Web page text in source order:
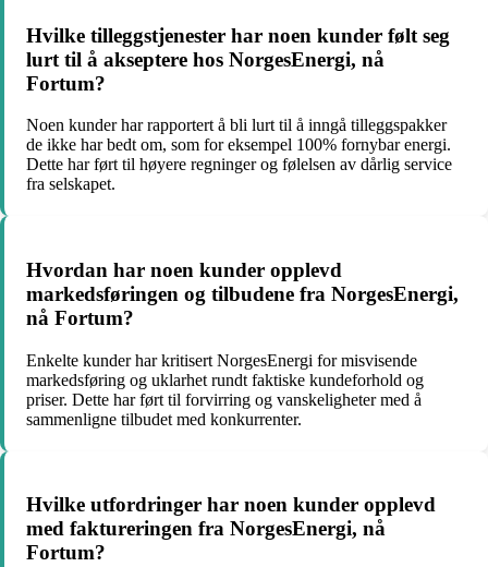
Hvilke tilleggstjenester har noen kunder følt seg
lurt til å akseptere hos NorgesEnergi, nå
Fortum?
Noen kunder har rapportert å bli lurt til å inngå tilleggspakker
de ikke har bedt om, som for eksempel 100% fornybar energi.
Dette har ført til høyere regninger og følelsen av dårlig service
fra selskapet.
Hvordan har noen kunder opplevd
markedsføringen og tilbudene fra NorgesEnergi,
nå Fortum?
Enkelte kunder har kritisert NorgesEnergi for misvisende
markedsføring og uklarhet rundt faktiske kundeforhold og
priser. Dette har ført til forvirring og vanskeligheter med å
sammenligne tilbudet med konkurrenter.
Hvilke utfordringer har noen kunder opplevd
med faktureringen fra NorgesEnergi, nå
Fortum?